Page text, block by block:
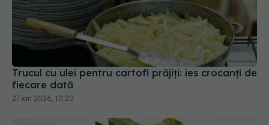
Trucul cu ulei pentru cartofi prăjiți: ies crocanți de
fiecare dată
27 ian 2026, 10:20